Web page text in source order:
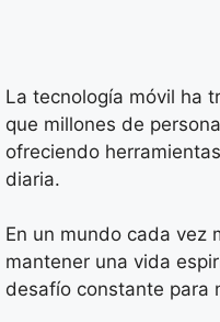
La tecnología móvil ha
que millones de
ofreciendo
diaria.
En un mundo cada vez
mantener una vida
desafío constante para